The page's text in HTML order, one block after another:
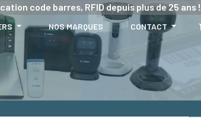
code barres, RFID depuis plus de 25 ans !
NOS MARQUES CONTACT